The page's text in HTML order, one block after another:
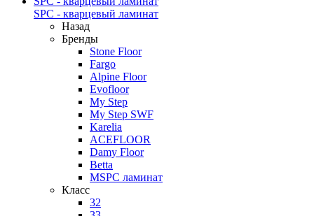
SPC - кварцевый ламинат
Назад
Бренды
Stone Floor
Fargo
Alpine Floor
Evofloor
My Step
My Step SWF
Karelia
ACEFLOOR
Damy Floor
Betta
MSPC ламинат
Класс
32